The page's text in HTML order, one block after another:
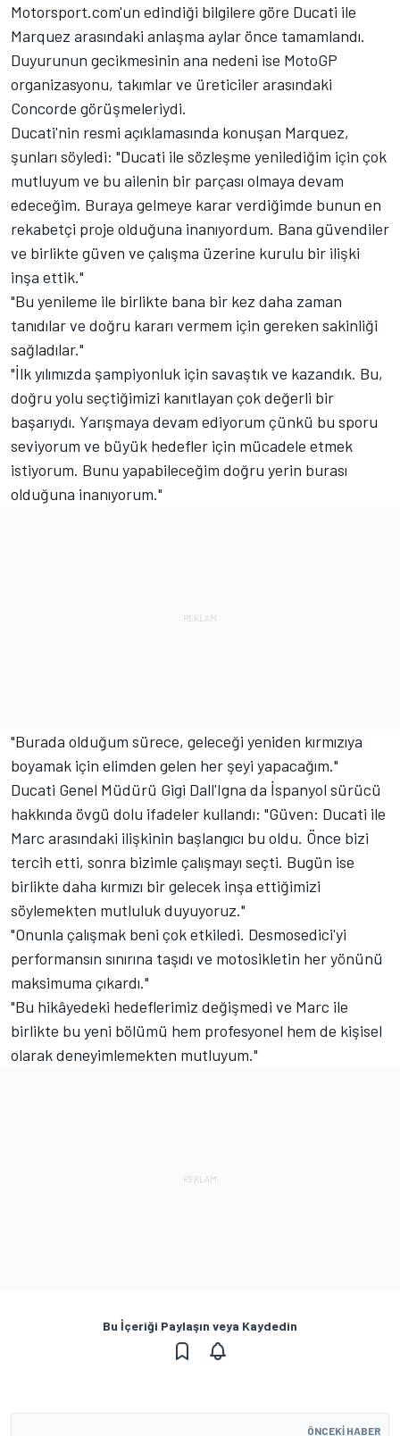
Motorsport.com'un edindiği bilgilere göre Ducati ile
Marquez arasındaki anlaşma aylar önce tamamlandı.
Duyurunun gecikmesinin ana nedeni ise MotoGP
organizasyonu, takımlar ve üreticiler arasındaki
Concorde görüşmeleriydi.
Ducati'nin resmi açıklamasında konuşan Marquez,
şunları söyledi: "Ducati ile sözleşme yenilediğim için çok
mutluyum ve bu ailenin bir parçası olmaya devam
edeceğim. Buraya gelmeye karar verdiğimde bunun en
rekabetçi proje olduğuna inanıyordum. Bana güvendiler
ve birlikte güven ve çalışma üzerine kurulu bir ilişki
inşa ettik."
"Bu yenileme ile birlikte bana bir kez daha zaman
tanıdılar ve doğru kararı vermem için gereken sakinliği
sağladılar."
"İlk yılımızda şampiyonluk için savaştık ve kazandık. Bu,
doğru yolu seçtiğimizi kanıtlayan çok değerli bir
başarıydı. Yarışmaya devam ediyorum çünkü bu sporu
seviyorum ve büyük hedefler için mücadele etmek
istiyorum. Bunu yapabileceğim doğru yerin burası
olduğuna inanıyorum."
"Burada olduğum sürece, geleceği yeniden kırmızıya
boyamak için elimden gelen her şeyi yapacağım."
Ducati Genel Müdürü Gigi Dall'Igna da İspanyol sürücü
hakkında övgü dolu ifadeler kullandı: "Güven: Ducati ile
Marc arasındaki ilişkinin başlangıcı bu oldu. Önce bizi
tercih etti, sonra bizimle çalışmayı seçti. Bugün ise
birlikte daha kırmızı bir gelecek inşa ettiğimizi
söylemekten mutluluk duyuyoruz."
"Onunla çalışmak beni çok etkiledi. Desmosedici'yi
performansın sınırına taşıdı ve motosikletin her yönünü
maksimuma çıkardı."
"Bu hikâyedeki hedeflerimiz değişmedi ve Marc ile
birlikte bu yeni bölümü hem profesyonel hem de kişisel
olarak deneyimlemekten mutluyum."
Bu İçeriği Paylaşın veya Kaydedin
ÖNCEKI HABER